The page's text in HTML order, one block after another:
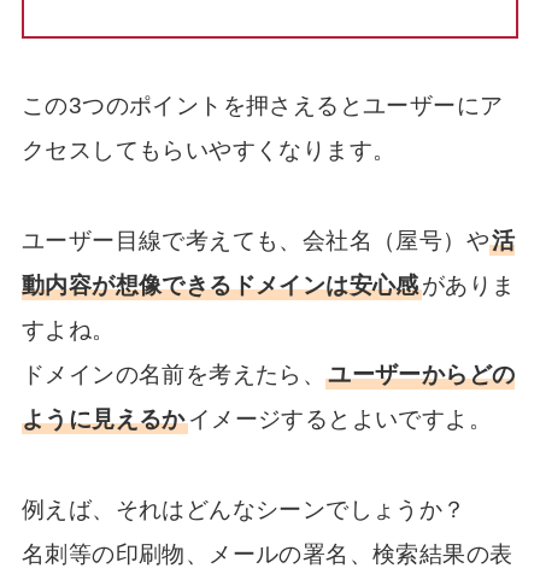
この3つのポイントを押さえるとユーザーにア
クセスしてもらいやすくなります。
ユーザー目線で考えても、会社名（屋号）や活
動内容が想像できるドメインは安心感がありま
すよね。
ドメインの名前を考えたら、ユーザーからどの
ように見えるかイメージするとよいですよ。
例えば、それはどんなシーンでしょうか？
名刺等の印刷物、メールの署名、検索結果の表